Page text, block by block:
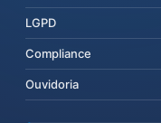
LGPD
Compliance
Ouvidoria